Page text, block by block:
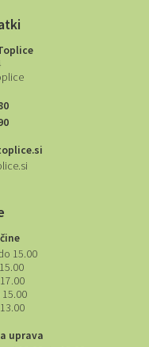
15.00
uprava